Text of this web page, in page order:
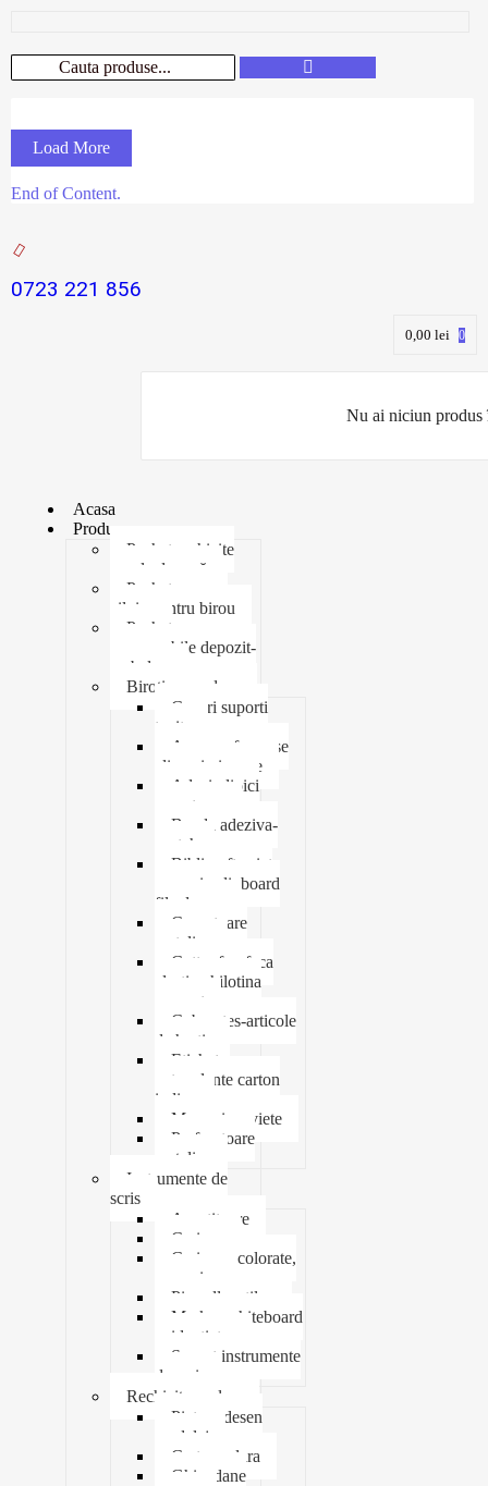
Load More
End of Content.
0723 221 856
Acasa
Produse
Pachet rechizite
școala de vară
Pachet necesar
zilnic pentru birou
Pachet
consumabile depozit-
ambalare
Birotica-produse
Cosuri suporti
tavite
Ace agrafe capse
clipsuri pioneze
Adeziv lipici
corectoare
Banda adeziva-
scotch
Biblioraft caiet
mecanic clipboard
file dosare
Capsatoare
metalice
Cutter foarfeca
elastic ghilotina
magnet
Cub notes-articole
de hartie
Etichete
autocolante carton
indigo
Mape si serviete
Perforatoare
metalice
Instrumente de
scris
Ascutitoare
Carioca
Creioane colorate,
mecanice
Pix roller stilou
Marker whiteboard
evidentiator
Suport instrumente
de scris
Rechizite scolare
Pictura desen
modelaj
Creta scolara
Ghiozdane
0,00 lei 0
Nu ai niciun produs